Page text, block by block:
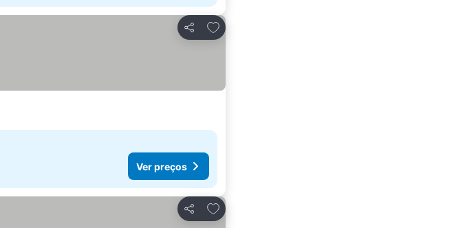
Partilhar
Adicionar aos favoritos
Ver preços
Partilhar
Adicionar aos favoritos